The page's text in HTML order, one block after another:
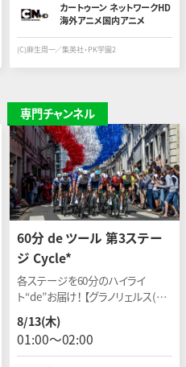
カートゥーン ネットワークHD
海外アニメ国内アニメ
(C)麻生周一／集英社・PK学園2
専門チャンネル
60分 de ツール 第3ステー
ジ Cycle*
各ステージを60分のハイライ
ト“de”お届け！ 【グラノリェルス(ス
ペイン)〜レ・ザングル】 開催日：
2026年7月6日(現地)
8/13(木)
01:00〜02:00